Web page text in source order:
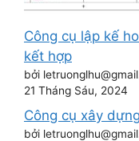
Công cụ lập kế
kết hợp
bởi
21 Tháng Sáu, 2024
Công cụ xây
bởi